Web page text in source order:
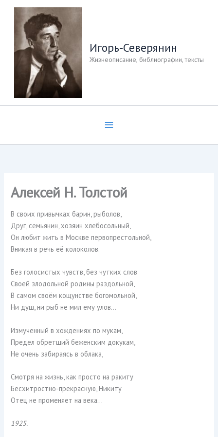
Перейти
содержимому
Игорь-Северянин
Жизнеописание, библиографии, тексты
Алексей Н. Толстой
В своих привычках барин, рыболов,
Друг, семьянин, хозяин хлебосольный,
Он любит жить в Москве первопрестольной,
Вникая в речь её колоколов.
Без голосистых чувств, без чутких слов
Своей злодольной родины раздольной,
В самом своём кощунстве богомольной,
Ни душ, ни рыб не мил ему улов…
Измученный в хождениях по мукам,
Предел обретший беженским докукам,
Не очень забираясь в облака,
Смотря на жизнь, как просто на ракиту
Бесхитростно-прекрасную, Никиту
Отец не променяет на века…
1925.